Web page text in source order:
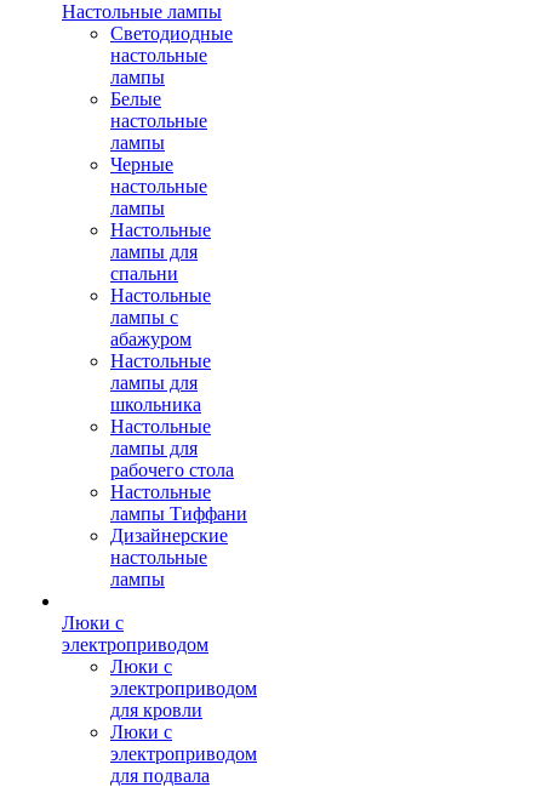
Настольные лампы
Светодиодные
настольные
лампы
Белые
настольные
лампы
Черные
настольные
лампы
Настольные
лампы для
спальни
Настольные
лампы с
абажуром
Настольные
лампы для
школьника
Настольные
лампы для
рабочего стола
Настольные
лампы Тиффани
Дизайнерские
настольные
лампы
Люки с
электроприводом
Люки с
электроприводом
для кровли
Люки с
электроприводом
для подвала